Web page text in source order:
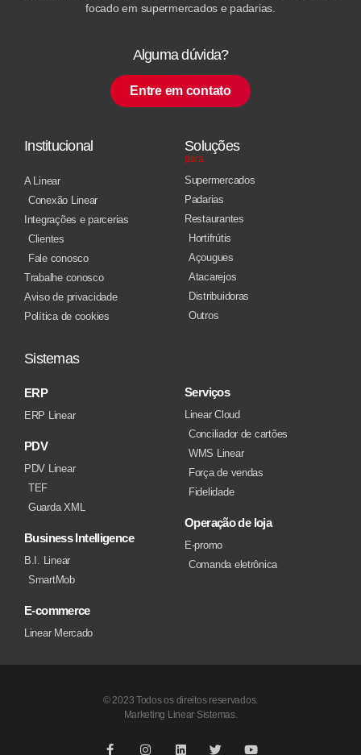
focado em supermercados e padarias.
Alguma dúvida?
Entre em contato
Institucional
A Linear
Conexão Linear
Integrações e parcerias
Clientes
Fale conosco
Trabalhe conosco
Aviso de privacidade
Política de cookies
Soluções
para
Supermercados
Padarias
Restaurantes
Hortifrútis
Açougues
Atacarejos
Distribuidoras
Outros
Sistemas
ERP
ERP Linear
PDV
PDV Linear
TEF
Guarda XML
Business Intelligence
B.I. Linear
SmartMob
E-commerce
Linear Mercado
Serviços
Linear Cloud
Conciliador de cartões
WMS Linear
Força de vendas
Fidelidade
Operação de loja
E-promo
Comanda eletrônica
© 2023 Todos os direitos reservados.
Marketing Linear Sistemas.